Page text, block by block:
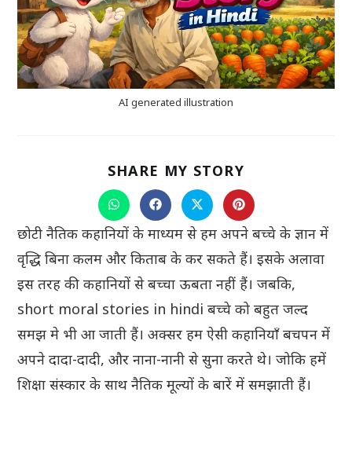
AI generated illustration
SHARE MY STORY
CONTENT
Opens
in
a
new
window
Opens
in
a
new
window
Opens
in
a
new
window
Opens
in
a
new
window
छोटी नैतिक कहानियों के माध्यम से हम अपने बच्चे के ज्ञान में
वृद्धि बिना कलम और किताब के कर सकते हैं। इसके अलावा
इस तरह की कहानियों से बच्चा ऊबता नहीं हैं। जबकि,
short moral stories in hindi बच्चे को बहुत जल्द
समझ मे भी आ जाती हैं। अक्सर हम ऐसी कहानियाँ बचपन में
अपने दादा-दादी, और नाना-नानी से सुना करते थे। जोकि हमें
शिक्षा संस्कार के साथ नैतिक मूल्यों के बारें में समझाती हैं।